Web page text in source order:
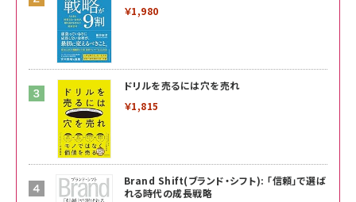
￥1,980
ドリルを売るには穴を売れ
￥1,815
Brand Shift(ブランド・シフト): 「信頼」で選ば
れる時代の成長戦略